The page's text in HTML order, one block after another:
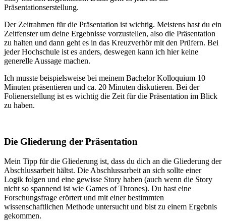
Präsentationserstellung.
Der Zeitrahmen für die Präsentation ist wichtig. Meistens hast du ein
Zeitfenster um deine Ergebnisse vorzustellen, also die Präsentation
zu halten und dann geht es in das Kreuzverhör mit den Prüfern. Bei
jeder Hochschule ist es anders, deswegen kann ich hier keine
generelle Aussage machen.
Ich musste beispielsweise bei meinem Bachelor Kolloquium 10
Minuten präsentieren und ca. 20 Minuten diskutieren. Bei der
Folienerstellung ist es wichtig die Zeit für die Präsentation im Blick
zu haben.
Die Gliederung der Präsentation
Mein Tipp für die Gliederung ist, dass du dich an die Gliederung der
Abschlussarbeit hältst. Die Abschlussarbeit an sich sollte einer
Logik folgen und eine gewisse Story haben (auch wenn die Story
nicht so spannend ist wie Games of Thrones). Du hast eine
Forschungsfrage erörtert und mit einer bestimmten
wissenschaftlichen Methode untersucht und bist zu einem Ergebnis
gekommen.